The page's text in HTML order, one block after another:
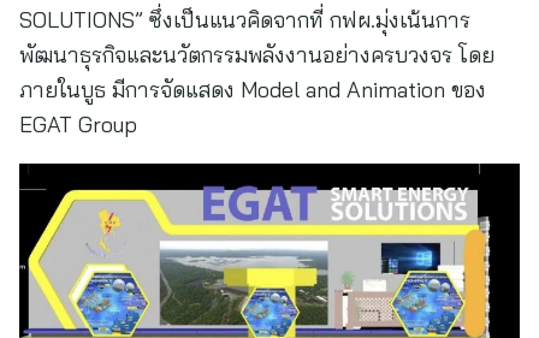
SOLUTIONS” ซึ่งเป็นแนวคิดจากที่ กฟผ.มุ่งเน้นการ
พัฒนาธุรกิจและนวัตกรรมพลังงานอย่างครบวงจร โดย
ภายในบูธ มีการจัดแสดง Model and Animation ของ
EGAT Group